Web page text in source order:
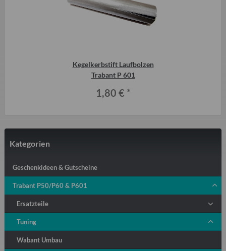
Kegelkerbstift Laufbolzen
Trabant P 601
1,80 € *
Kategorien
Geschenkideen & Gutscheine
Trabant P50/P60 & P601
Ersatzteile
Tuning
Wabant Umbau